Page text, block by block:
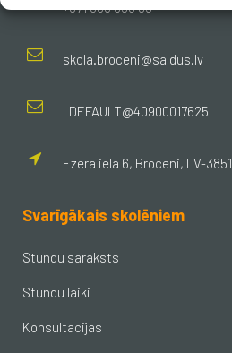
+371 638 656 05
skola.broceni@saldus.lv
_DEFAULT@40900017625
Ezera iela 6, Brocēni, LV-3851
Svarīgākais skolēniem
Stundu saraksts
Stundu laiki
Konsultācijas